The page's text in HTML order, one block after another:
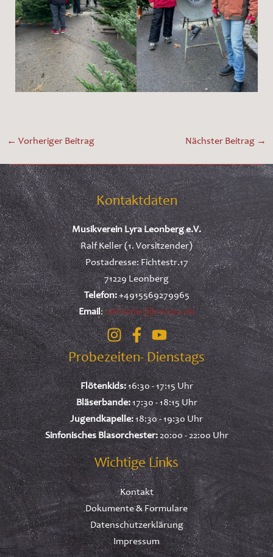
← Vorheriger Beitrag Nächster Beitrag →
Kontaktdaten
Musikverein Lyra Leonberg e.V.
Ralf Keller (1. Vorsitzender)
Postadresse: Fichtestr.17
71229 Leonberg
Telefon:+4915569279965
Email:ralf.keller@mvlyra.de
Probezeiten- Dienstags
Flötenkids:16:30 - 17:15 Uhr
Bläserbande:17:30 - 18:15 Uhr
Jugendkapelle:18:30 - 19:30 Uhr
Sinfonisches Blasorchester:20:00 - 22:00 Uhr
Wichtige Links
Kontakt
Dokumente & Formulare
Datenschutzerklärung
Impressum